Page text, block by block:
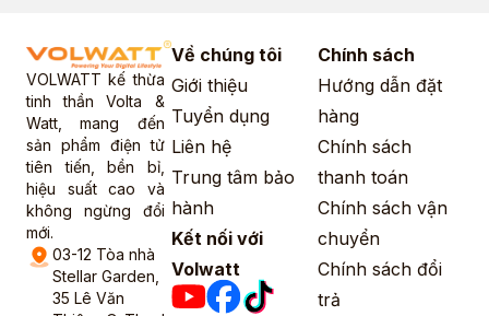
VOLWATT kế thừa
tinh thần Volta &
Watt, mang đến
sản phẩm điện tử
tiên tiến, bền bỉ,
hiệu suất cao và
không ngừng đổi
mới.
03-12 Tòa nhà
Stellar Garden,
35 Lê Văn
Về chúng tôi
Giới thiệu
Tuyển dụng
Liên hệ
Trung tâm bảo
hành
Kết nối với
Volwatt
Chính sách
Hướng dẫn đặt
hàng
Chính sách
thanh toán
Chính sách vận
chuyển
Chính sách đổi
trả